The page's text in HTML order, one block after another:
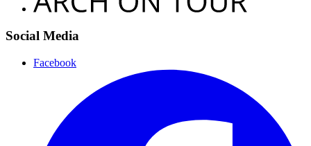
Social Media
Facebook